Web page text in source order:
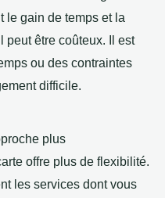
le gain de temps et la
peut être coûteux. Il est
ou des contraintes
difficile.
plus
offre plus de flexibilité.
les services dont vous